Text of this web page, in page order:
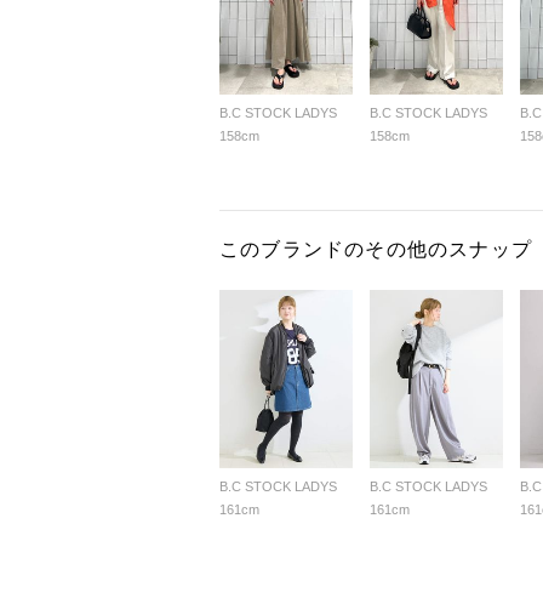
B.C STOCK LADYS
158cm
B.C STOCK LADYS
158cm
このブランドのその他のスナップ
B.C STOCK LADYS
161cm
B.C STOCK LADYS
161cm